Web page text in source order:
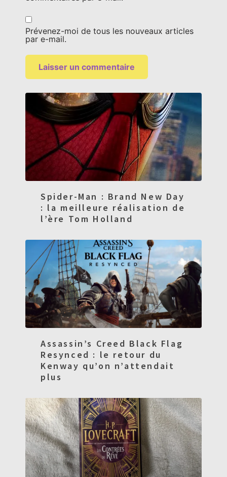
Prévenez-moi de tous les nouveaux articles
par e-mail.
Spider-Man : Brand New Day
: la meilleure réalisation de
l’ère Tom Holland
Assassin’s Creed Black Flag
Resynced : le retour du
Kenway qu’on n’attendait
plus